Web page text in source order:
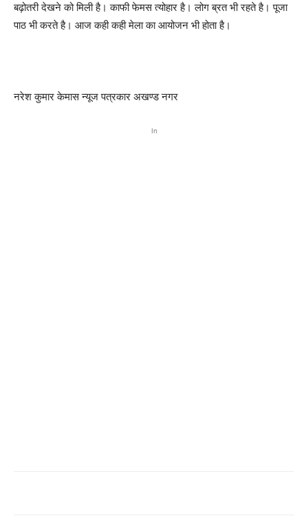
बढ़ोतरी देखने को मिली है। काफी फेमस त्योहार है। लोग ब्रत भी रहते है। पूजा
पाठ भी करते है। आज कही कही मेला का आयोजन भी होता है।
नरेश कुमार केमास न्यूज पत्रकार अखण्ड नगर
In